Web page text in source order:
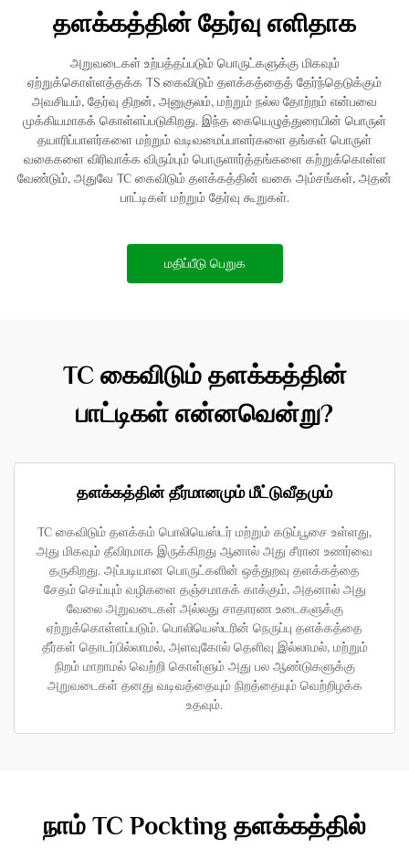
தளக்கத்தின் தேர்வு எளிதாக
அறுவடைகள் உற்பத்தப்படும் பொருட்களுக்கு மிகவும்
ஏற்றுக்கொள்ளத்தக்க TS கைவிடும் தளக்கத்தைத் தேர்ந்தெடுக்கும்
அவசியம், தேர்வு திறன், அனுகுலம், மற்றும் நல்ல தோற்றம் என்பவை
முக்கியமாகக் கொள்ளப்படுகிறது. இந்த கையெழுத்துரையின் பொருள்
தயாரிப்பாளர்களை மற்றும் வடிவமைப்பாளர்களை தங்கள் பொருள்
வகைகளை விரிவாக்க விரும்பும் பொருளார்த்தங்களை கற்றுக்கொள்ள
வேண்டும், அதுவே TC கைவிடும் தளக்கத்தின் வகை அம்சங்கள், அதன்
பாட்டிகள் மற்றும் தேர்வு கூறுகள்.
மதிப்பீடு பெறுக
TC கைவிடும் தளக்கத்தின்
பாட்டிகள் என்னவென்று?
தளக்கத்தின் தீர்மானமும் மீட்டுவீதமும்
TC கைவிடும் தளக்கம் பொலியெஸ்டர் மற்றும் கடுப்பூசை உள்ளது,
அது மிகவும் தீவிரமாக இருக்கிறது ஆனால் அது சீரான உணர்வை
தருகிறது. அப்படியான பொருட்களின் ஒத்துறவு தளக்கத்தை
சேதம் செய்யும் வழிகளை தஞ்சமாகக் காக்கும், அதனால் அது
வேலை அறுவடைகள் அல்லது சாதாரண உடைகளுக்கு
ஏற்றுக்கொள்ளப்படும். பொலியெஸ்டரின் நெருப்பு தளக்கத்தை
தீர்கள் தொடர்பில்லாமல், அளவுகோல் தெளிவு இல்லாமல், மற்றும்
நிறம் மாறாமல் வெற்றி கொள்ளும் அது பல ஆண்டுகளுக்கு
அறுவடைகள் தனது வடிவத்தையும் நிறத்தையும் வெற்றிழக்க
உதவும்.
நாம் TC Pockting தளக்கத்தில்